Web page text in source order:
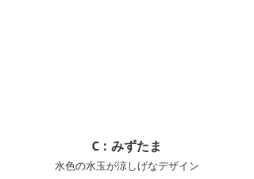
C：みずたま
水色の水玉が涼しげなデザイン